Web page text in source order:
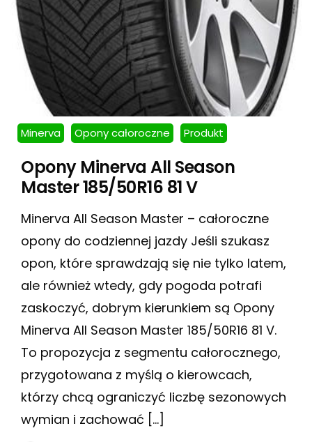
Minerva Opony całoroczne Produkt
Opony Minerva All Season
Master 185/50R16 81 V
Minerva All Season Master – całoroczne
opony do codziennej jazdy Jeśli szukasz
opon, które sprawdzają się nie tylko latem,
ale również wtedy, gdy pogoda potrafi
zaskoczyć, dobrym kierunkiem są Opony
Minerva All Season Master 185/50R16 81 V.
To propozycja z segmentu całorocznego,
przygotowana z myślą o kierowcach,
którzy chcą ograniczyć liczbę sezonowych
wymian i zachować […]